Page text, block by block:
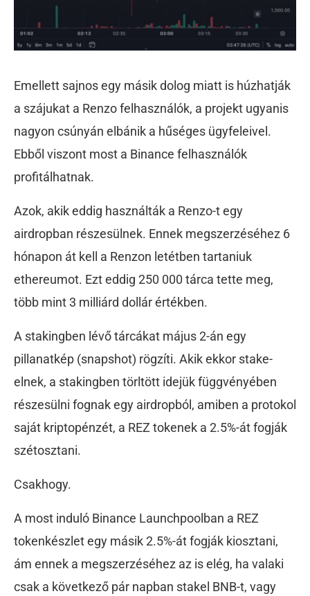
Emellett sajnos egy másik dolog miatt is húzhatják
a szájukat a Renzo felhasználók, a projekt ugyanis
nagyon csúnyán elbánik a hűséges ügyfeleivel.
Ebből viszont most a Binance felhasználók
profitálhatnak.
Azok, akik eddig használták a Renzo-t egy
airdropban részesülnek. Ennek megszerzéséhez 6
hónapon át kell a Renzon letétben tartaniuk
ethereumot. Ezt eddig 250 000 tárca tette meg,
több mint 3 milliárd dollár értékben.
A stakingben lévő tárcákat május 2-án egy
pillanatkép (snapshot) rögzíti. Akik ekkor stake-
elnek, a stakingben törltött idejük függvényében
részesülni fognak egy airdropból, amiben a protokol
saját kriptopénzét, a REZ tokenek a 2.5%-át fogják
szétosztani.
Csakhogy.
A most induló Binance Launchpoolban a REZ
tokenkészlet egy másik 2.5%-át fogják kiosztani,
ám ennek a megszerzéséhez az is elég, ha valaki
csak a következő pár napban stakel BNB-t, vagy